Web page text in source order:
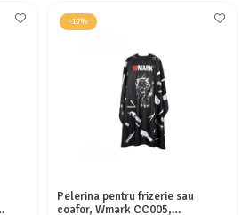
-17%
Pelerina pentru frizerie sau
coafor, Wmark CC005,